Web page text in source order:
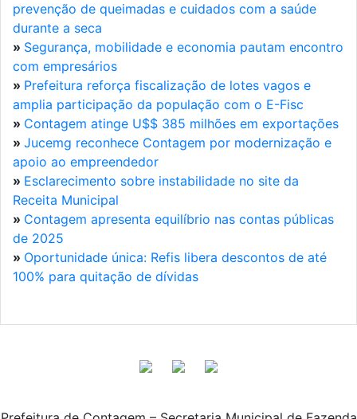
prevenção de queimadas e cuidados com a saúde
durante a seca
» Segurança, mobilidade e economia pautam encontro
com empresários
» Prefeitura reforça fiscalização de lotes vagos e
amplia participação da população com o E-Fisc
» Contagem atinge U$$ 385 milhões em exportações
» Jucemg reconhece Contagem por modernização e
apoio ao empreendedor
» Esclarecimento sobre instabilidade no site da
Receita Municipal
» Contagem apresenta equilíbrio nas contas públicas
de 2025
» Oportunidade única: Refis libera descontos de até
100% para quitação de dívidas